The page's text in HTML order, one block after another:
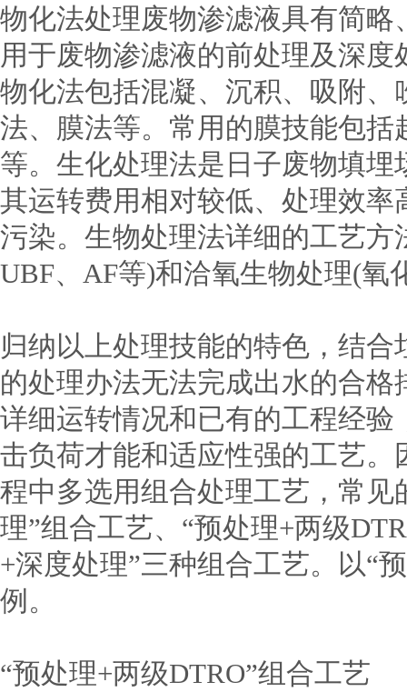
物化法处理废物渗滤液具有简
用于废物渗滤液的前处理及深
物化法包括混凝、沉积、吸附
法、膜法等。常用的膜技能包括
等。生化处理法是日子废物填
其运转费用相对较低、处理效
污染。生物处理法详细的工艺
UBF、AF等)和洽氧生物处理(氧
归纳以上处理技能的特色，结
的处理办法无法完成出水的合
详细运转情况和已有的工程经
击负荷才能和适应性强的工艺
程中多选用组合处理工艺，常见
理”组合工艺、“预处理+两级
+深度处理”三种组合工艺。以“
例。
“预处理+两级DTRO”组合工艺